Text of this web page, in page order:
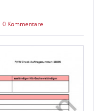
0 Kommentare